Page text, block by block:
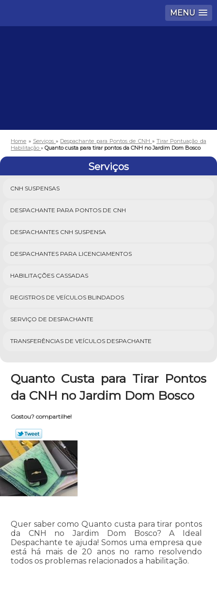
MENU
Home » Serviços» Despachante para Pontos de CNH »Tirar Pontuação da
Habilitação»Quanto custa para tirar pontos da CNH no Jardim Dom Bosco
Serviços
CNH SUSPENSAS
DESPACHANTE PARA PONTOS DE CNH
DESPACHANTES CNH SUSPENSA
DESPACHANTES PARA LICENCIAMENTOS
HABILITAÇÕES CASSADAS
REGISTROS DE VEÍCULOS BLINDADOS
SERVIÇO DE DESPACHANTE
TRANSFERÊNCIAS DE VEÍCULOS DESPACHANTE
Quanto Custa para Tirar Pontos
da CNH no Jardim Dom Bosco
Gostou? compartilhe!
Quer saber como Quanto custa para tirar pontos
da CNH no Jardim Dom Bosco? A Ideal
Despachante te ajuda! Somos uma empresa que
está há mais de 20 anos no ramo resolvendo
todos os problemas relacionados a habilitação.